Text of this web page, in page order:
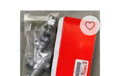
favorite_border